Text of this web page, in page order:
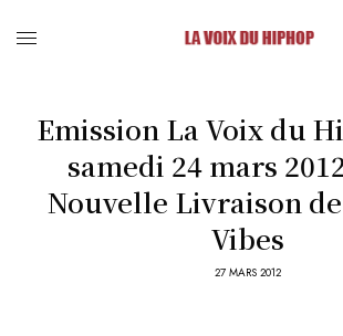
Emission La Voix du
samedi 24 mars
Nouvelle Livraison
Vibes
27 MARS 2012